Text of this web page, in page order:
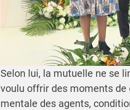
Selon lui, la mutuelle ne se
voulu offrir des moments
mentale des agents,